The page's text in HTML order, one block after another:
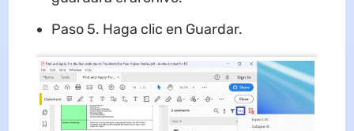
Paso 5. Haga clic en Guardar.